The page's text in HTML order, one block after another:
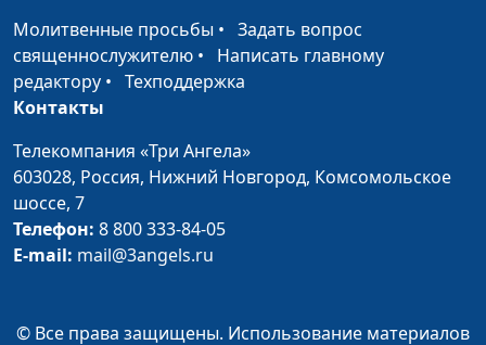
Молитвенные просьбы • Задать вопрос
священнослужителю • Написать главному
редактору • Техподдержка
Контакты
Телекомпания «Три Ангела»
603028, Россия, Нижний Новгород, Комсомольское
шоссе, 7
Телефон: 8 800 333-84-05
E-mail: mail@3angels.ru
© Все права защищены. Использование материалов